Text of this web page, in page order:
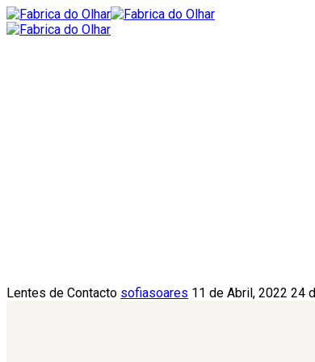
Lentes de Contacto sofiasoares 11 de Abril, 2022 24